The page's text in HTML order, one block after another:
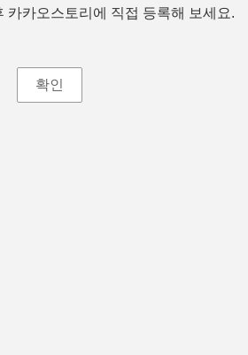
카카오스토리에 직접 등록해 보세요.
확인